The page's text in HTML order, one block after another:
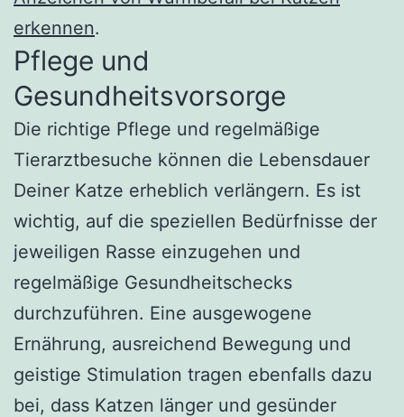
erkennen.
Pflege und
Gesundheitsvorsorge
Die richtige Pflege und regelmäßige
Tierarztbesuche können die Lebensdauer
Deiner Katze erheblich verlängern. Es ist
wichtig, auf die speziellen Bedürfnisse der
jeweiligen Rasse einzugehen und
regelmäßige Gesundheitschecks
durchzuführen. Eine ausgewogene
Ernährung, ausreichend Bewegung und
geistige Stimulation tragen ebenfalls dazu
bei, dass Katzen länger und gesünder